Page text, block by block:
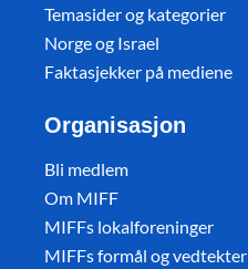
Temasider og kategorier
Norge og Israel
Faktasjekker på mediene
Organisasjon
Bli medlem
Om MIFF
MIFFs lokalforeninger
MIFFs formål og vedtekter